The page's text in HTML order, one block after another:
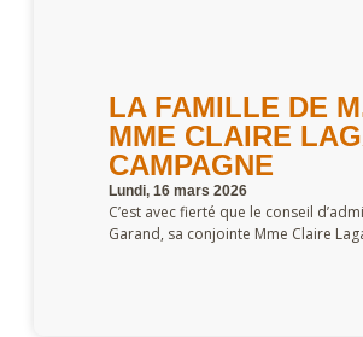
LA FAMILLE DE
MME CLAIRE
CAMPAGNE
Lundi, 16 mars 2026
C’est avec fierté que le conseil
Garand, sa conjointe Mme Claire